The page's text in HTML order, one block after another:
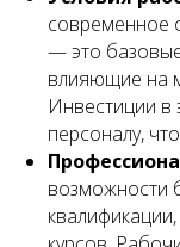
современное
— это
влияющие на
Инвестиции в
персоналу,
возможности